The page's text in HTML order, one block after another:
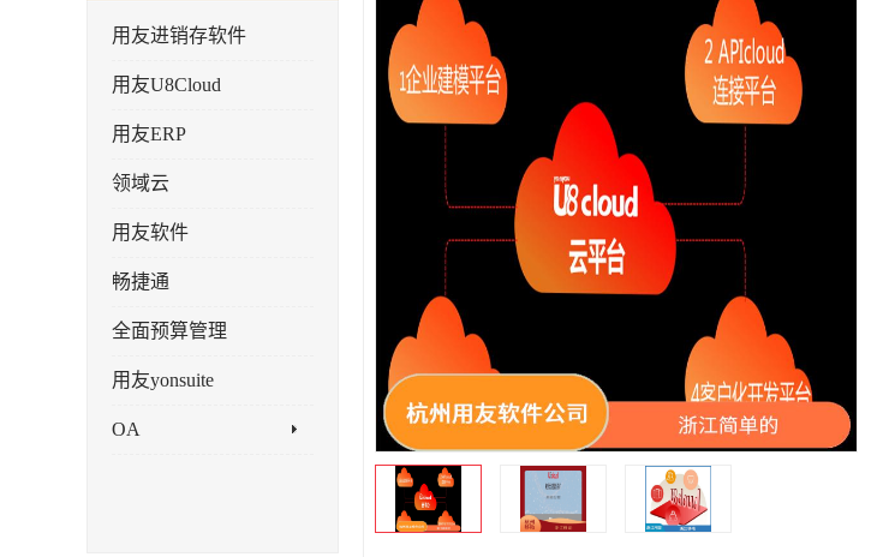
用友进销存软件
用友U8Cloud
用友ERP
领域云
用友软件
畅捷通
全面预算管理
用友yonsuite
OA